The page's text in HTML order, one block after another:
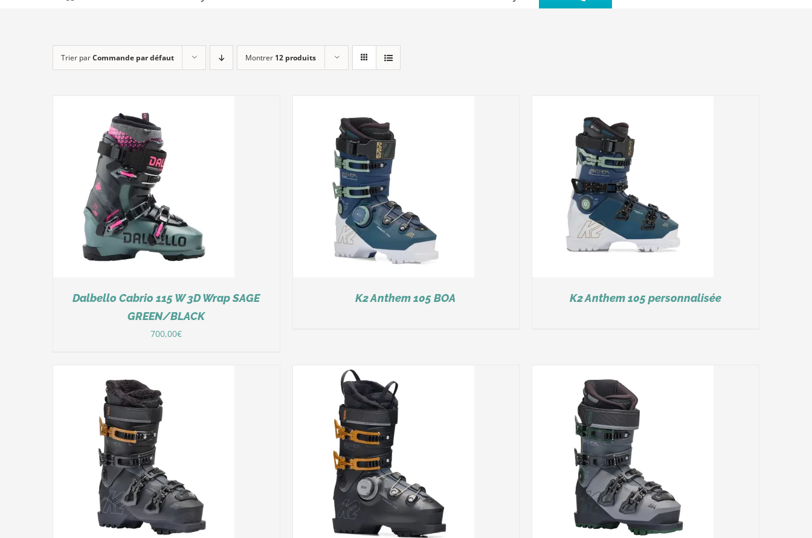
Trier parCommande par défaut Montrer 12 produits
Dalbello Cabrio 115 W 3D Wrap SAGE
GREEN/BLACK
700,00€
K2 Anthem 105 BOA K2 Anthem 105 personnalisée